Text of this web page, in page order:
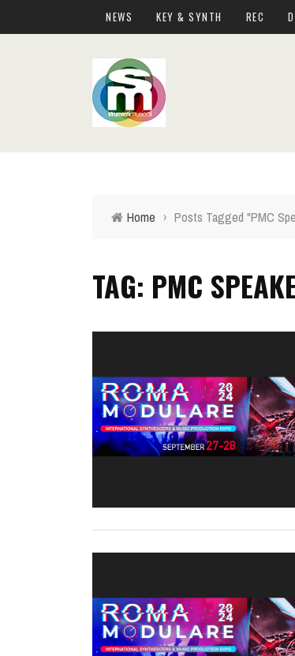
NEWS KEY & SYNTH REC
Home › Posts Tagged "PMC
TAG: PMC